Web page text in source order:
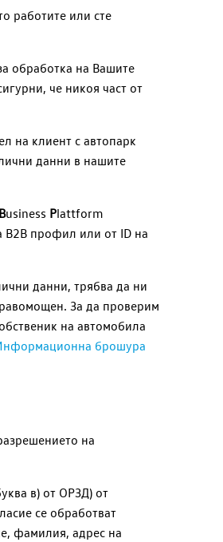
работите или сте
обработка на Вашите
че никоя част от
на клиент с автопарк
данни в нашите
Business Plattform
B2B профил или от ID на
данни, трябва да ни
За да проверим
на автомобила
брошура
на
в) от ОРЗД) от
се обработват
фамилия, адрес на